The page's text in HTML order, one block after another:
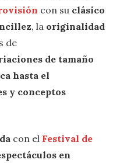
con su clásico
, la originalidad
de
de tamaño
hasta el
y conceptos
con el Festival de
en